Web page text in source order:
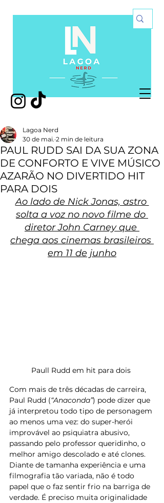
PAUL RUDD SAI DA SUA ZONA
DE CONFORTO E VIVE MÚSICO
AZARÃO NO DIVERTIDO HIT
PARA DOIS
Lagoa Nerd
30 de mai. 2 min de leitura
Ao lado de Nick Jonas, astro
solta a voz no novo filme do
diretor John Carney que
chega aos cinemas brasileiros
em 11 de junho
Paull Rudd em hit para dois
Com mais de três décadas de carreira,
Paul Rudd (“Anaconda”) pode dizer que
já interpretou todo tipo de personagem
ao menos uma vez: do super-herói
improvável ao psiquiatra abusivo,
passando pelo professor queridinho, o
melhor amigo descolado e até clones.
Diante de tamanha experiência e uma
filmografia tão variada, não é todo
papel que o faz sentir frio na barriga de
verdade. É preciso muita originalidade